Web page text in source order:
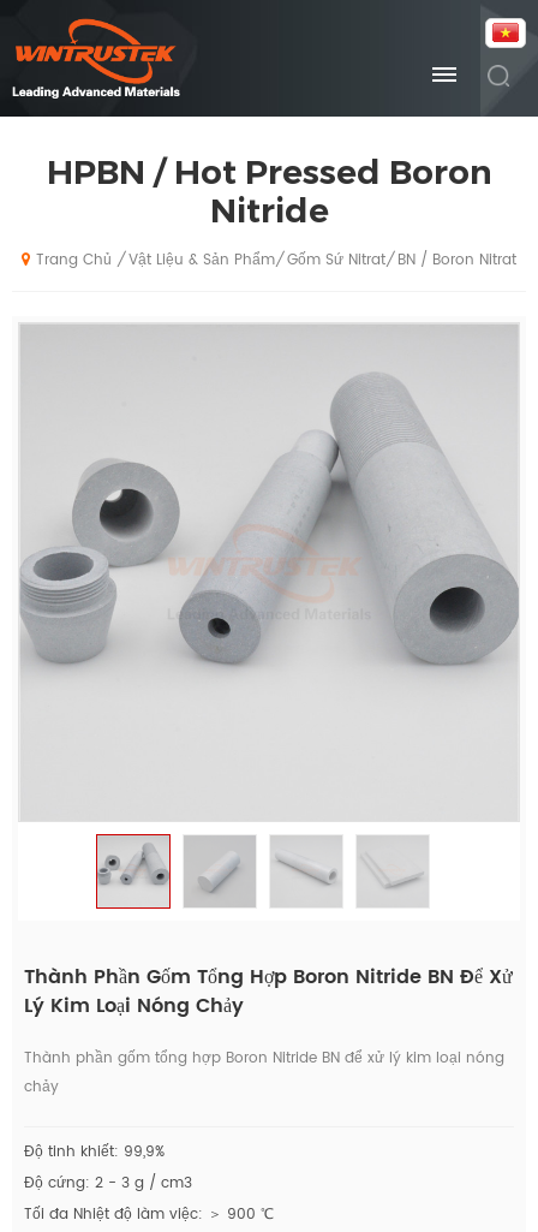
HPBN / Hot Pressed Boron
Nitride
Trang Chủ / Vật Liệu & Sản Phẩm/ Gốm Sứ Nitrat/ BN / Boron Nitrat
Thành Phần Gốm Tổng Hợp Boron Nitride BN Để Xử
Lý Kim Loại Nóng Chảy
Thành phần gốm tổng hợp Boron Nitride BN để xử lý kim loại nóng
chảy
Độ tinh khiết: 99,9%
Độ cứng: 2 - 3 g / cm3
Tối đa Nhiệt độ làm việc: ＞ 900 ℃